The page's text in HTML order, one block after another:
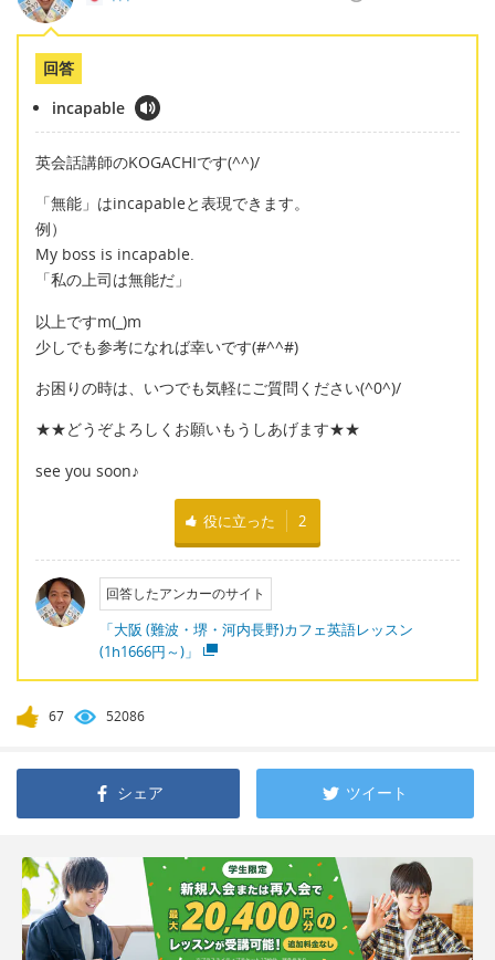
回答
incapable
英会話講師のKOGACHIです(^^)/
「無能」はincapableと表現できます。
例）
My boss is incapable.
「私の上司は無能だ」
以上ですm(_)m
少しでも参考になれば幸いです(#^^#)
お困りの時は、いつでも気軽にご質問ください(^0^)/
★★どうぞよろしくお願いもうしあげます★★
see you soon♪
役に立った 2
回答したアンカーのサイト
「大阪 (難波・堺・河内長野)カフェ英語レッスン
(1h1666円～)」
67 52086
シェア ツイート